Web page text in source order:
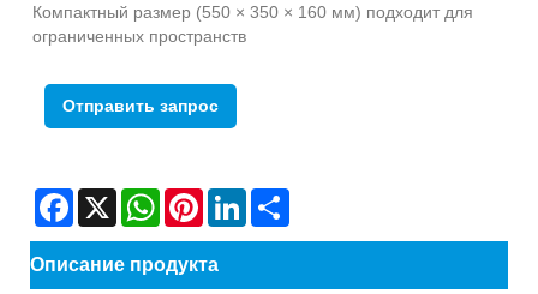
Компактный размер (550 × 350 × 160 мм) подходит для
ограниченных пространств
Отправить запрос
Facebook
X WhatsAppPinterestLinkedIn
Описание продукта